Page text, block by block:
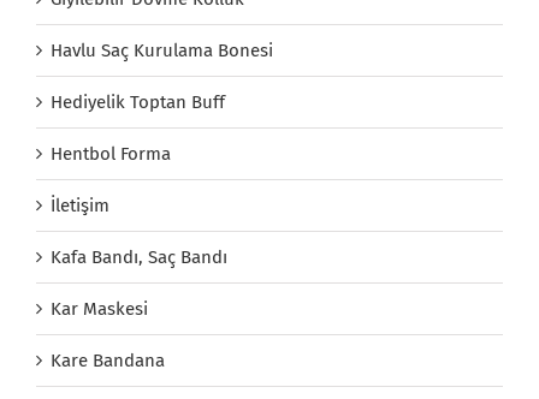
Havlu Saç Kurulama Bonesi
Hediyelik Toptan Buff
Hentbol Forma
İletişim
Kafa Bandı, Saç Bandı
Kar Maskesi
Kare Bandana